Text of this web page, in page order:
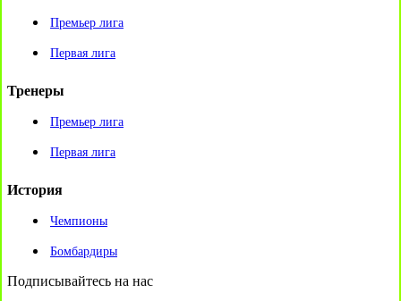
Премьер лига
Первая лига
Тренеры
Премьер лига
Первая лига
История
Чемпионы
Бомбардиры
Подписывайтесь на нас